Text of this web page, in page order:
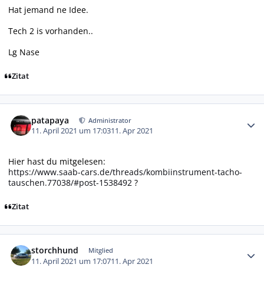
Hat jemand ne Idee.
Tech 2 is vorhanden..
Lg Nase
Zitat
patapaya Administrator
11. April 2021 um 17:0311. Apr 2021
Hier hast du mitgelesen:
https://www.saab-cars.de/threads/kombiinstrument-tacho-
tauschen.77038/#post-1538492 ?
Zitat
storchhund Mitglied
11. April 2021 um 17:0711. Apr 2021